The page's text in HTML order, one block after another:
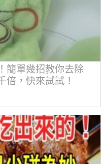
簡單幾招教你去除
倍，快來試試！